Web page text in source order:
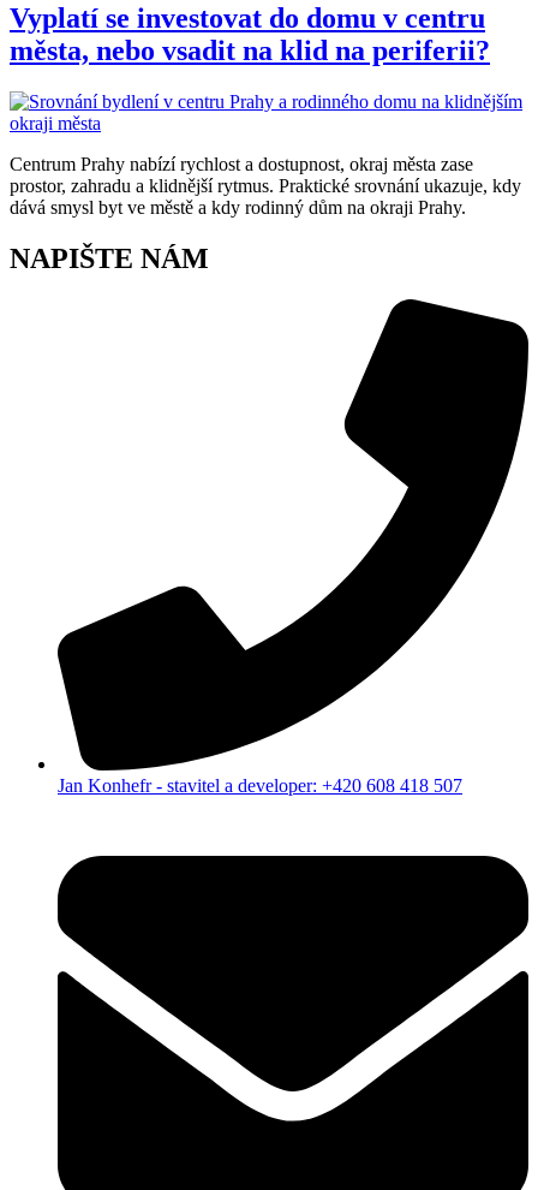
Vyplatí se investovat do domu v centru
města, nebo vsadit na klid na periferii?
Centrum Prahy nabízí rychlost a dostupnost, okraj města zase
prostor, zahradu a klidnější rytmus. Praktické srovnání ukazuje, kdy
dává smysl byt ve městě a kdy rodinný dům na okraji Prahy.
NAPIŠTE NÁM
Jan Konhefr - stavitel a developer: +420 608 418 507